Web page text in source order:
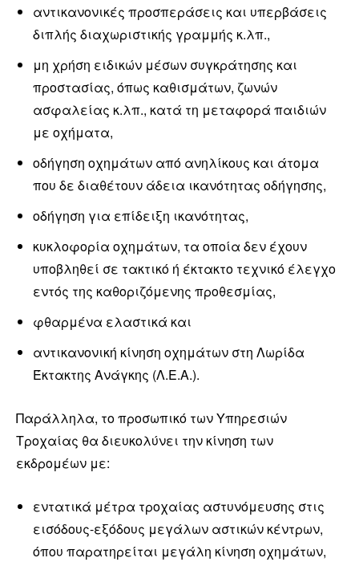
αντικανονικές προσπεράσεις και υπερβάσεις
διπλής διαχωριστικής γραμμής κ.λπ.,
μη χρήση ειδικών μέσων συγκράτησης και
προστασίας, όπως καθισμάτων, ζωνών
ασφαλείας κ.λπ., κατά τη μεταφορά παιδιών
με οχήματα,
οδήγηση οχημάτων από ανηλίκους και άτομα
που δε διαθέτουν άδεια ικανότητας οδήγησης,
οδήγηση για επίδειξη ικανότητας,
κυκλοφορία οχημάτων, τα οποία δεν έχουν
υποβληθεί σε τακτικό ή έκτακτο τεχνικό έλεγχο
εντός της καθοριζόμενης προθεσμίας,
φθαρμένα ελαστικά και
αντικανονική κίνηση οχημάτων στη Λωρίδα
Έκτακτης Ανάγκης (Λ.Ε.Α.).
Παράλληλα, το προσωπικό των Υπηρεσιών
Τροχαίας θα διευκολύνει την κίνηση των
εκδρομέων με:
εντατικά μέτρα τροχαίας αστυνόμευσης στις
εισόδους-εξόδους μεγάλων αστικών κέντρων,
όπου παρατηρείται μεγάλη κίνηση οχημάτων,